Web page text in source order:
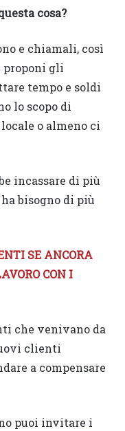
cosa?
e chiamali, così
proponi gli
tempo e soldi
lo scopo di
o almeno ci
incassare di più
bisogno di più
SE ANCORA
CON I
che venivano da
clienti
a compensare
puoi invitare i